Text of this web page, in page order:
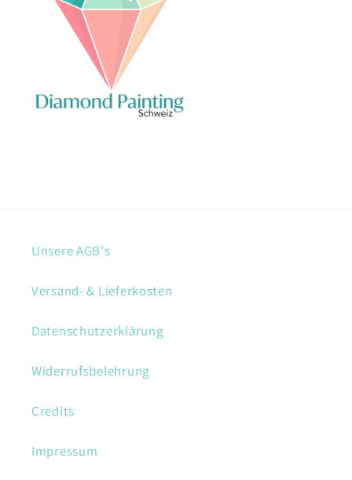
Unsere AGB's
Versand- & Lieferkosten
Datenschutzerklärung
Widerrufsbelehrung
Credits
Impressum